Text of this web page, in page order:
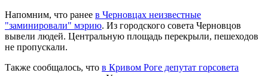
Напомним, что ранее в Черновцах неизвестные
"заминировали" мэрию. Из городского совета Черновцов
вывели людей. Центральную площадь перекрыли, пешеходов
не пропускали.
Также сообщалось, что в Кривом Роге депутат горсовета